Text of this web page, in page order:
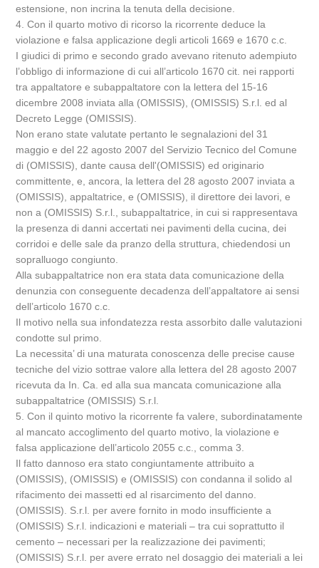
estensione, non incrina la tenuta della decisione.
4. Con il quarto motivo di ricorso la ricorrente deduce la
violazione e falsa applicazione degli articoli 1669 e 1670 c.c.
I giudici di primo e secondo grado avevano ritenuto adempiuto
l’obbligo di informazione di cui all’articolo 1670 cit. nei rapporti
tra appaltatore e subappaltatore con la lettera del 15-16
dicembre 2008 inviata alla (OMISSIS), (OMISSIS) S.r.l. ed al
Decreto Legge (OMISSIS).
Non erano state valutate pertanto le segnalazioni del 31
maggio e del 22 agosto 2007 del Servizio Tecnico del Comune
di (OMISSIS), dante causa dell'(OMISSIS) ed originario
committente, e, ancora, la lettera del 28 agosto 2007 inviata a
(OMISSIS), appaltatrice, e (OMISSIS), il direttore dei lavori, e
non a (OMISSIS) S.r.l., subappaltatrice, in cui si rappresentava
la presenza di danni accertati nei pavimenti della cucina, dei
corridoi e delle sale da pranzo della struttura, chiedendosi un
sopralluogo congiunto.
Alla subappaltatrice non era stata data comunicazione della
denunzia con conseguente decadenza dell’appaltatore ai sensi
dell’articolo 1670 c.c.
Il motivo nella sua infondatezza resta assorbito dalle valutazioni
condotte sul primo.
La necessita’ di una maturata conoscenza delle precise cause
tecniche del vizio sottrae valore alla lettera del 28 agosto 2007
ricevuta da In. Ca. ed alla sua mancata comunicazione alla
subappaltatrice (OMISSIS) S.r.l.
5. Con il quinto motivo la ricorrente fa valere, subordinatamente
al mancato accoglimento del quarto motivo, la violazione e
falsa applicazione dell’articolo 2055 c.c., comma 3.
Il fatto dannoso era stato congiuntamente attribuito a
(OMISSIS), (OMISSIS) e (OMISSIS) con condanna il solido al
rifacimento dei massetti ed al risarcimento del danno.
(OMISSIS). S.r.l. per avere fornito in modo insufficiente a
(OMISSIS) S.r.l. indicazioni e materiali – tra cui soprattutto il
cemento – necessari per la realizzazione dei pavimenti;
(OMISSIS) S.r.l. per avere errato nel dosaggio dei materiali a lei